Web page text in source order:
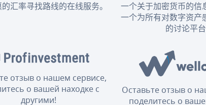
汇率寻找路线的在线服务。
一个关于加密货币的信
一个为所有对数字资产
的讨论平台
отзыв о нашем сервисе,
о вашей находке с
другими!
Оставьте отзыв о
поделитесь о